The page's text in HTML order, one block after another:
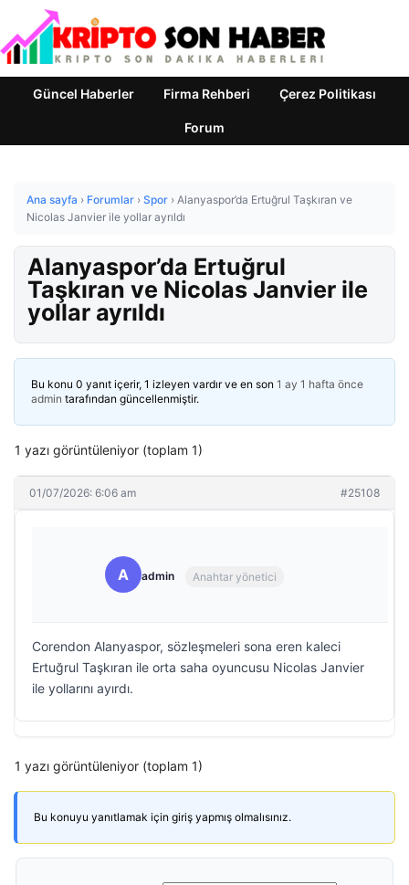
Güncel Haberler Firma Rehberi Çerez Politikası
Forum
Ana sayfa › Forumlar › Spor › Alanyaspor’da Ertuğrul Taşkıran ve
Nicolas Janvier ile yollar ayrıldı
Alanyaspor’da Ertuğrul
Taşkıran ve Nicolas Janvier ile
yollar ayrıldı
Bu konu 0 yanıt içerir, 1 izleyen vardır ve en son 1 ay 1 hafta önce
admin tarafından güncellenmiştir.
1 yazı görüntüleniyor (toplam 1)
01/07/2026: 6:06 am #25108
A admin Anahtar yönetici
Corendon Alanyaspor, sözleşmeleri sona eren kaleci
Ertuğrul Taşkıran ile orta saha oyuncusu Nicolas Janvier
ile yollarını ayırdı.
1 yazı görüntüleniyor (toplam 1)
Bu konuyu yanıtlamak için giriş yapmış olmalısınız.